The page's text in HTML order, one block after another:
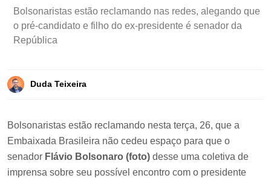
Bolsonaristas estão reclamando nas redes, alegando que
o pré-candidato e filho do ex-presidente é senador da
República
Duda Teixeira
Bolsonaristas estão reclamando nesta terça, 26, que a
Embaixada Brasileira não cedeu espaço para que o
senador Flávio Bolsonaro (foto) desse uma coletiva de
imprensa sobre seu possível encontro com o presidente